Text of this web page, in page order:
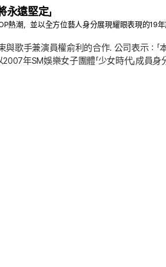
遠堅定」
熱潮，並以全方位藝人身分展現耀眼表現的19
歌手兼演員權俞利的合作. 公司表示：「
年SM娛樂女子團體「少女時代」成員身
愛護的粉絲們. 本公司在與權俞利進行深